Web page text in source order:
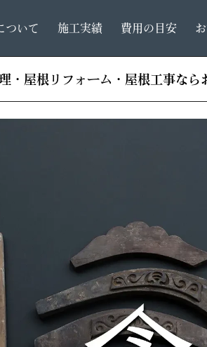
ついて 施工実績 費用の目安
・屋根リフォーム・屋根工事なら